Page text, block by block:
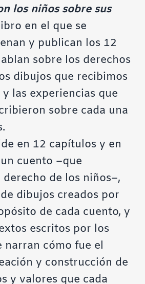
los niños sobre sus
en el que se
y publican los 12
sobre los derechos
dibujos que recibimos
las experiencias que
sobre cada una
en 12 capítulos y en
cuento –que
de los niños–,
dibujos creados por
de cada cuento, y
escritos por los
narran cómo fue el
y construcción de
y valores que cada